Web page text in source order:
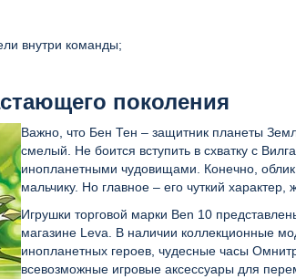
внутри команды;
поколения
Важно, что Бен Тен – защитник планеты
смелый. Не боится вступить в схватку с
инопланетными чудовищами. Конечно, облик
мальчику. Но главное – его чуткий характер,
Игрушки торговой марки Ben 10
магазине Leva. В наличии коллекционные
инопланетных героев, чудесные часы
всевозможные игровые аксессуары для